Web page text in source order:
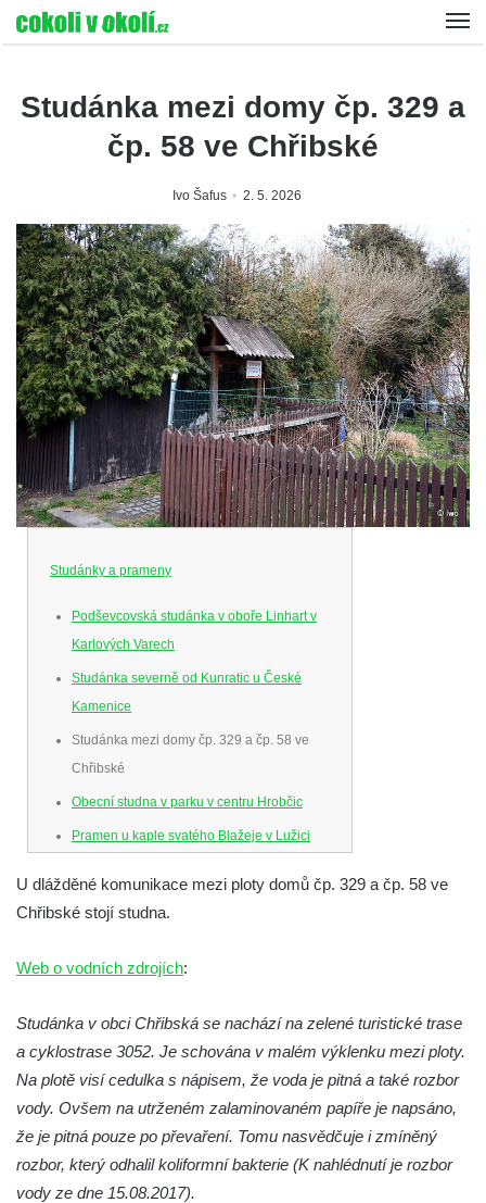
Studánka mezi domy čp. 329 a
čp. 58 ve Chřibské
Ivo Šafus 2. 5. 2026
Studánky a prameny
Podševcovská studánka v oboře Linhart v
Karlových Varech
Studánka severně od Kunratic u České
Kamenice
Studánka mezi domy čp. 329 a čp. 58 ve
Chřibské
Obecní studna v parku v centru Hrobčic
Pramen u kaple svatého Blažeje v Lužici
Studánka pod skalou u Nedamova
Studánka Pod obrázkem na Kamenné
cestě pod Plešným
Pramen Knížecí v ulici Dr. Edvarda Beneše
Studánka v obci Skály u Teplic nad Metují
Studánka svatého Josefa u kostela svatého
U dlážděné komunikace mezi ploty domů čp. 329 a čp. 58 ve
Chřibské stojí studna.
Web o vodních zdrojích:
Studánka v obci Chřibská se nachází na zelené turistické trase
a cyklostrase 3052. Je schována v malém výklenku mezi ploty.
Na plotě visí cedulka s nápisem, že voda je pitná a také rozbor
vody. Ovšem na utrženém zalaminovaném papíře je napsáno,
že je pitná pouze po převaření. Tomu nasvědčuje i zmíněný
rozbor, který odhalil koliformní bakterie (K nahlédnutí je rozbor
vody ze dne 15.08.2017).